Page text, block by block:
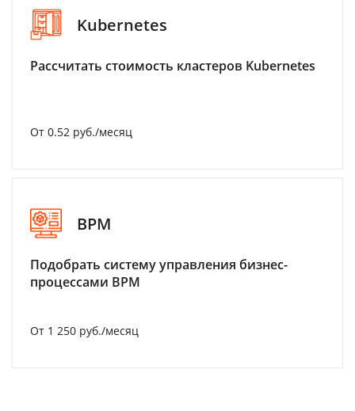
Kubernetes
Рассчитать стоимость кластеров Kubernetes
От 0.52 руб./месяц
BPM
Подобрать систему управления бизнес-
процессами BPM
От 1 250 руб./месяц